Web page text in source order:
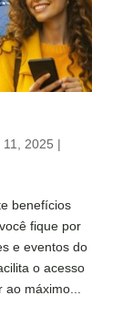
11, 2025 |
benefícios
fique por
e eventos do
o acesso
ao máximo...